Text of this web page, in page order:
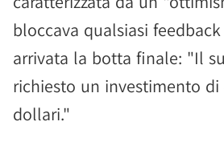
bloccava qualsiasi
arrivata la botta finale: "Il
richiesto un investimento
dollari."